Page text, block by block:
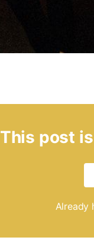
This post
Already